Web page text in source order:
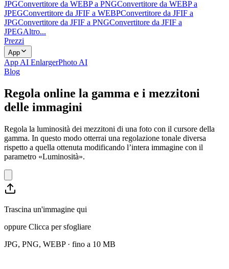
JPGConvertitore da WEBP a PNGConvertitore da WEBP a
JPEGConvertitore da JFIF a WEBPConvertitore da JFIF a
JPGConvertitore da JFIF a PNGConvertitore da JFIF a
JPEGAltro...
Prezzi
App
App AI EnlargerPhoto AI
Blog
Regola online la gamma e i mezzitoni
delle immagini
Regola la luminosità dei mezzitoni di una foto con il cursore della
gamma. In questo modo otterrai una regolazione tonale diversa
rispetto a quella ottenuta modificando l’intera immagine con il
parametro «Luminosità».
Trascina un'immagine qui
oppure Clicca per sfogliare
JPG, PNG, WEBP · fino a 10 MB